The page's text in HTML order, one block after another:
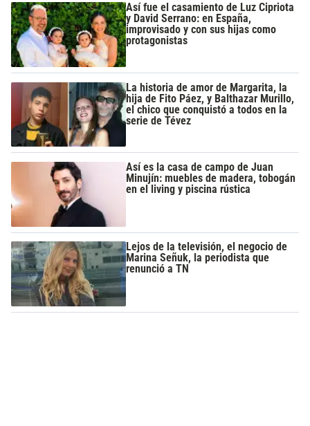
Así fue el casamiento de Luz Cipriota
y David Serrano: en España,
improvisado y con sus hijas como
protagonistas
La historia de amor de Margarita, la
hija de Fito Páez, y Balthazar Murillo,
el chico que conquistó a todos en la
serie de Tévez
Así es la casa de campo de Juan
Minujín: muebles de madera, tobogán
en el living y piscina rústica
Lejos de la televisión, el negocio de
Marina Señuk, la periodista que
renunció a TN